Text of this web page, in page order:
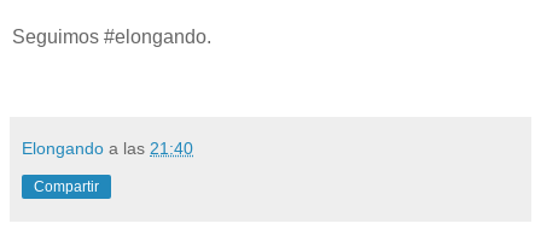
Seguimos #elongando.
Elongando a las 21:40
Compartir